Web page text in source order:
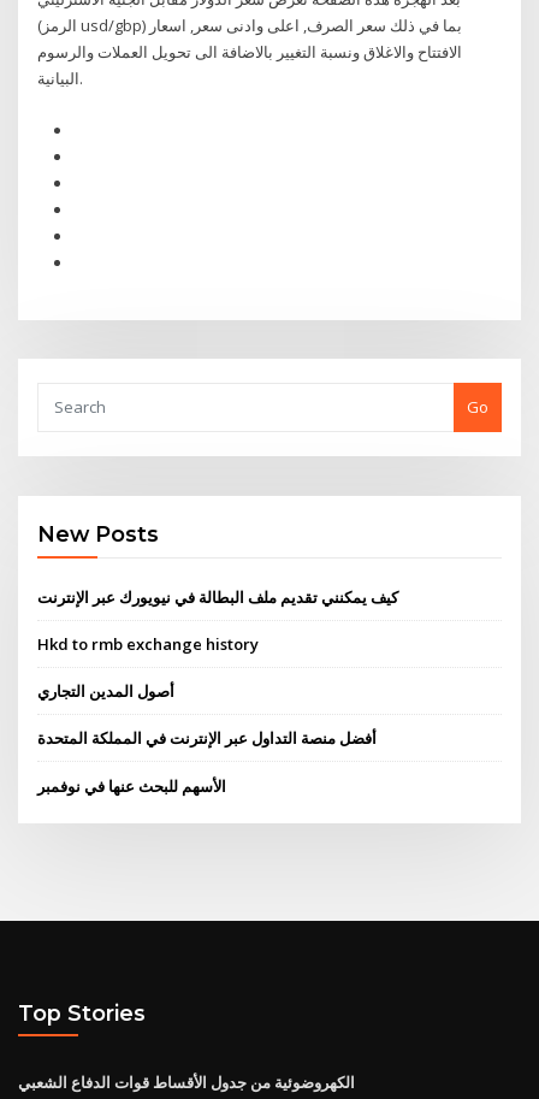
(الرمز usd/gbp) بما في ذلك سعر الصرف, اعلى وادنى سعر, اسعار
الافتتاح والاغلاق ونسبة التغيير بالاضافة الى تحويل العملات والرسوم
البيانية.
Go
New Posts
كيف يمكنني تقديم ملف البطالة في نيويورك عبر الإنترنت
Hkd to rmb exchange history
أصول المدين التجاري
أفضل منصة التداول عبر الإنترنت في المملكة المتحدة
الأسهم للبحث عنها في نوفمبر
Top Stories
الكهروضوئية من جدول الأقساط قوات الدفاع الشعبي